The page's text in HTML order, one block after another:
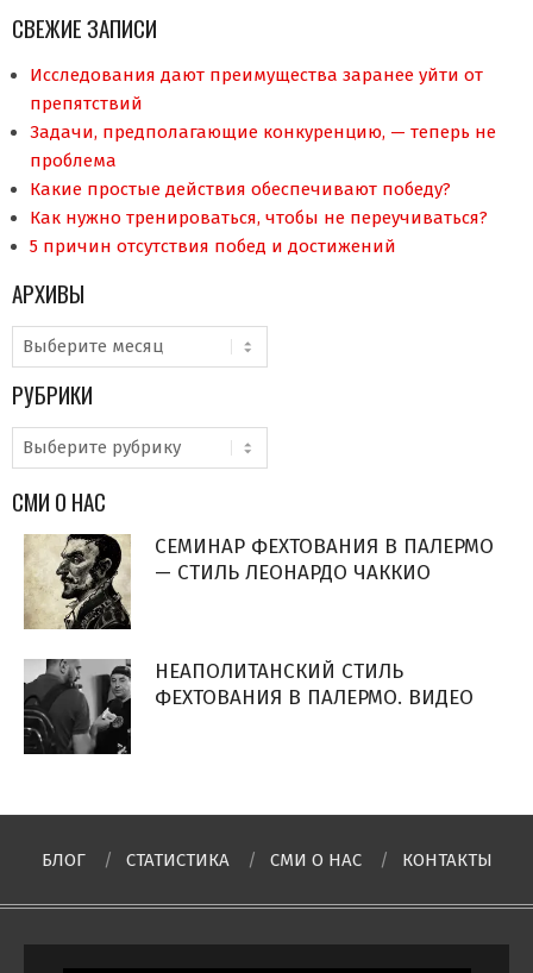
СВЕЖИЕ ЗАПИСИ
Исследования дают преимущества заранее уйти от
препятствий
Задачи, предполагающие конкуренцию, — теперь не
проблема
Какие простые действия обеспечивают победу?
Как нужно тренироваться, чтобы не переучиваться?
5 причин отсутствия побед и достижений
АРХИВЫ
Архивы
РУБРИКИ
Рубрики
СМИ О НАС
СЕМИНАР ФЕХТОВАНИЯ В ПАЛЕРМО
— СТИЛЬ ЛЕОНАРДО ЧАККИО
НЕАПОЛИТАНСКИЙ СТИЛЬ
ФЕХТОВАНИЯ В ПАЛЕРМО. ВИДЕО
БЛОГ СТАТИСТИКА СМИ О НAC КОНТАКТЫ